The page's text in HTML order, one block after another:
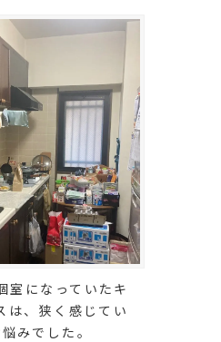
室になっていたキ
は、狭く感じてい
みでした。